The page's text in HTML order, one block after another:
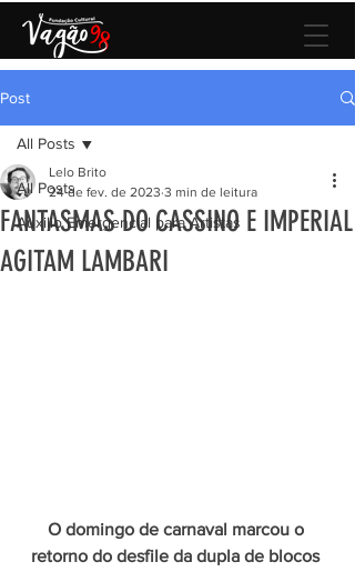
Post
All Posts
Auxilio Emergencial para Artistas
All Posts
FANTASMAS DO CASSINO E IMPERIAL
AGITAM LAMBARI
Lelo Brito
24 de fev. de 2023 3 min de leitura
O domingo de carnaval marcou o
retorno do desfile da dupla de blocos